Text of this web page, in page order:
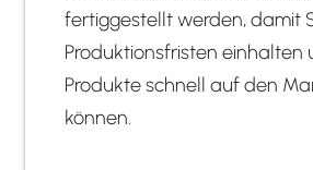
fertiggestellt werden, damit
Produktionsfristen einhalten
Produkte schnell auf den
können.